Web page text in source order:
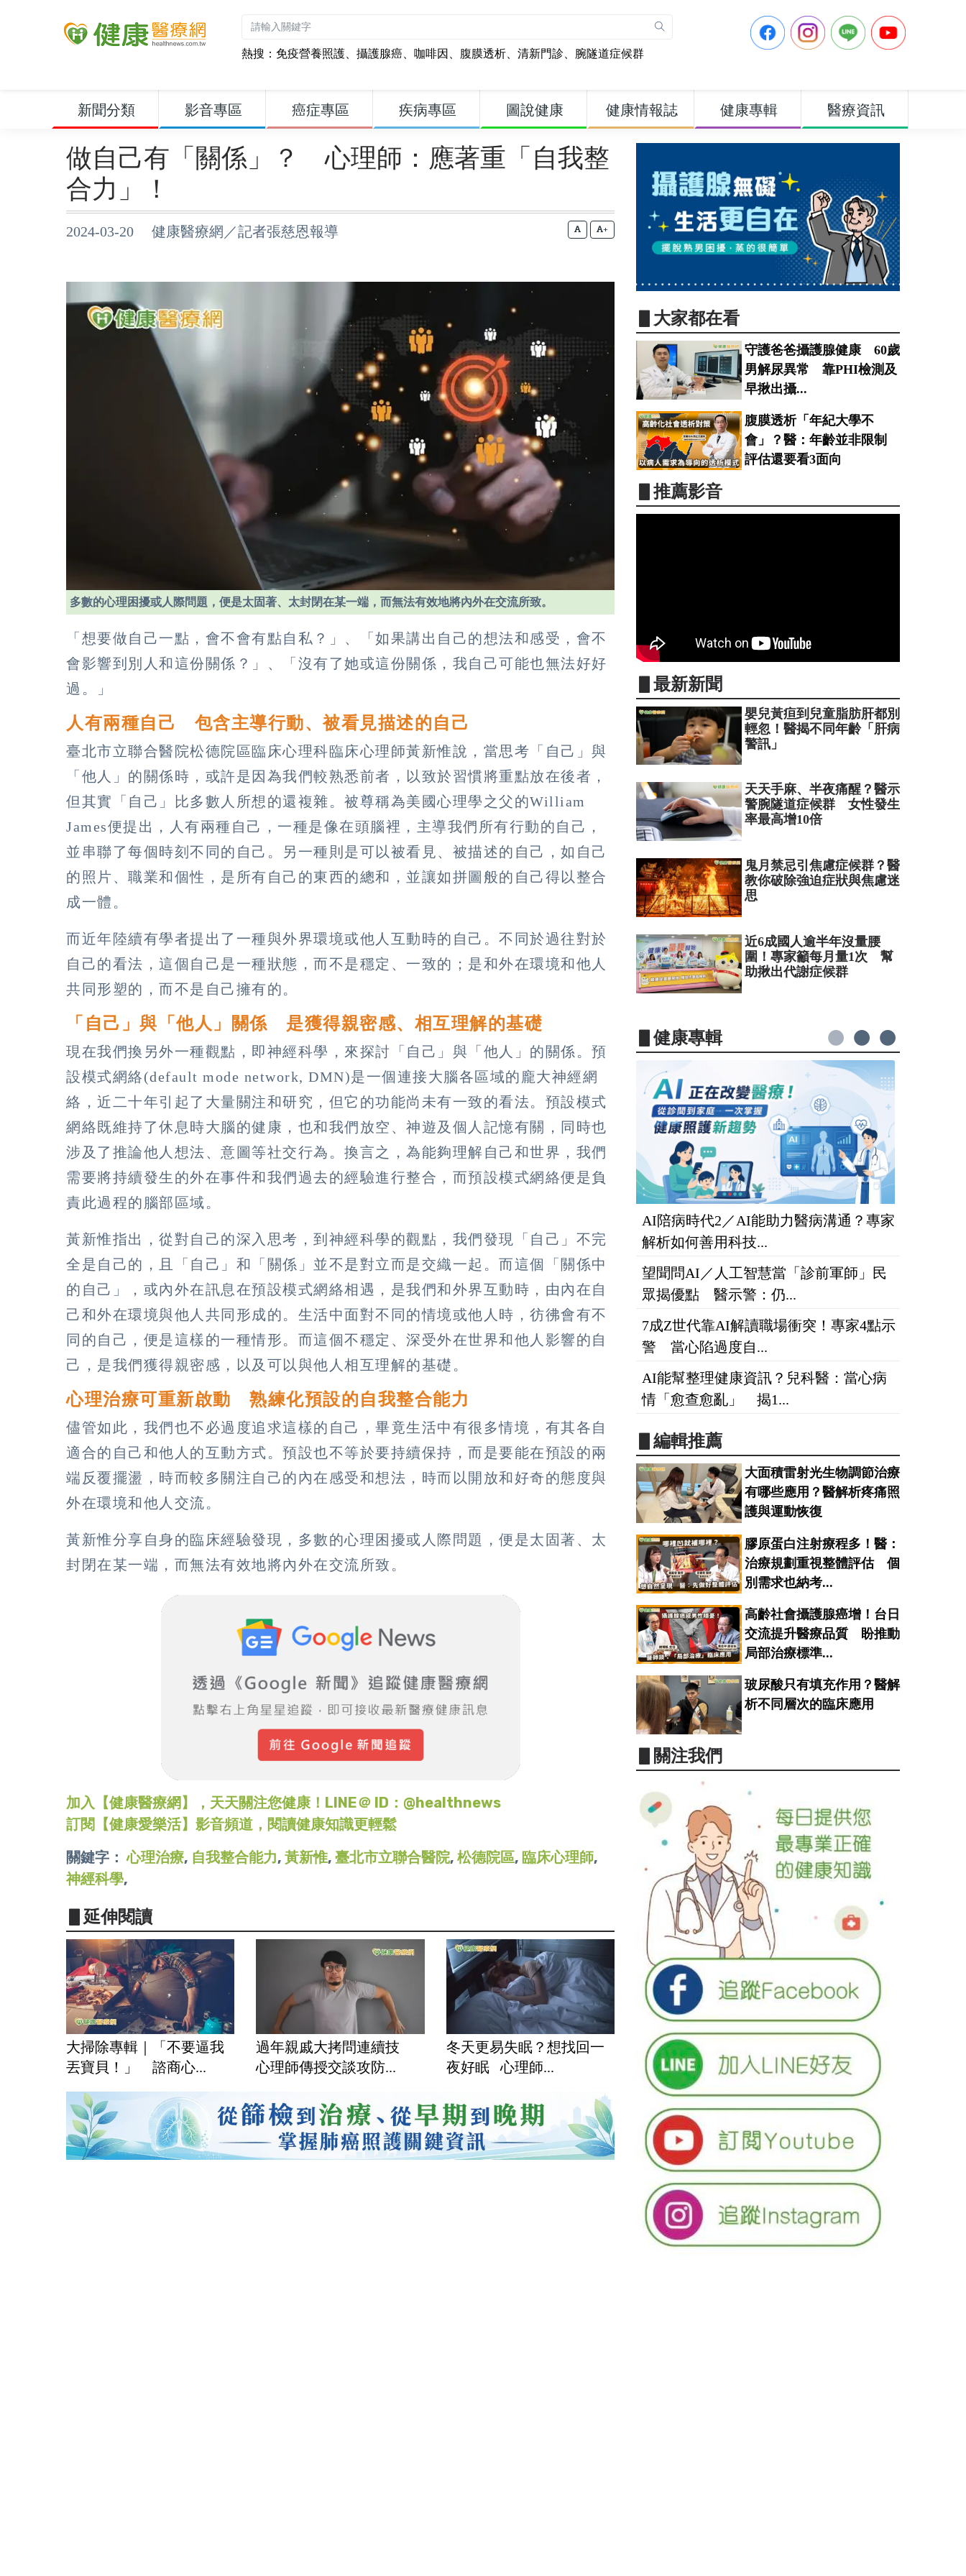
熱搜： 免疫營養照護、 攝護腺癌、 咖啡因、 腹膜透析、 清新門診、 腕隧道症候群
新聞分類 影音專區 癌症專區 疾病專區 圖說健康 健康情報誌 健康專輯 醫療資訊
做自己有「關係」？ 心理師：應著重「自我整
合力」！
2024-03-20 健康醫療網／記者張慈恩報導 +
多數的心理困擾或人際問題，便是太固著、太封閉在某一端，而無法有效地將內外在交流所致。
「想要做自己一點，會不會有點自私？」、「如果講出自己的想法和感受，會不
會影響到別人和這份關係？」、「沒有了她或這份關係，我自己可能也無法好好
過。」
人有兩種自己 包含主導行動、被看見描述的自己
臺北市立聯合醫院松德院區臨床心理科臨床心理師黃新惟說，當思考「自己」與
「他人」的關係時，或許是因為我們較熟悉前者，以致於習慣將重點放在後者，
但其實「自己」比多數人所想的還複雜。被尊稱為美國心理學之父的William
James便提出，人有兩種自己，一種是像在頭腦裡，主導我們所有行動的自己，
並串聯了每個時刻不同的自己。另一種則是可以被看見、被描述的自己，如自己
的照片、職業和個性，是所有自己的東西的總和，並讓如拼圖般的自己得以整合
成一體。
而近年陸續有學者提出了一種與外界環境或他人互動時的自己。不同於過往對於
自己的看法，這個自己是一種狀態，而不是穩定、一致的；是和外在環境和他人
共同形塑的，而不是自己擁有的。
「自己」與「他人」關係 是獲得親密感、相互理解的基礎
現在我們換另外一種觀點，即神經科學，來探討「自己」與「他人」的關係。預
設模式網絡(default mode network, DMN)是一個連接大腦各區域的龐大神經網
絡，近二十年引起了大量關注和研究，但它的功能尚未有一致的看法。預設模式
網絡既維持了休息時大腦的健康，也和我們放空、神遊及個人記憶有關，同時也
涉及了推論他人想法、意圖等社交行為。換言之，為能夠理解自己和世界，我們
需要將持續發生的外在事件和我們過去的經驗進行整合，而預設模式網絡便是負
責此過程的腦部區域。
黃新惟指出，從對自己的深入思考，到神經科學的觀點，我們發現「自己」不完
全是自己的，且「自己」和「關係」並不是對立而是交織一起。而這個「關係中
的自己」，或內外在訊息在預設模式網絡相遇，是我們和外界互動時，由內在自
己和外在環境與他人共同形成的。生活中面對不同的情境或他人時，彷彿會有不
同的自己，便是這樣的一種情形。而這個不穩定、深受外在世界和他人影響的自
己，是我們獲得親密感，以及可以與他人相互理解的基礎。
心理治療可重新啟動 熟練化預設的自我整合能力
儘管如此，我們也不必過度追求這樣的自己，畢竟生活中有很多情境，有其各自
適合的自己和他人的互動方式。預設也不等於要持續保持，而是要能在預設的兩
端反覆擺盪，時而較多關注自己的內在感受和想法，時而以開放和好奇的態度與
外在環境和他人交流。
黃新惟分享自身的臨床經驗發現，多數的心理困擾或人際問題，便是太固著、太
封閉在某一端，而無法有效地將內外在交流所致。
加入【健康醫療網】，天天關注您健康！LINE＠ ID：@healthnews
訂閱【健康愛樂活】影音頻道，閱讀健康知識更輕鬆
關鍵字：心理治療, 自我整合能力, 黃新惟, 臺北市立聯合醫院, 松德院區, 臨床心理師,
神經科學,
▋延伸閱讀
大掃除專輯｜「不要逼我
丟寶貝！」 諮商心...
過年親戚大拷問連續技
心理師傳授交談攻防...
冬天更易失眠？想找回一
夜好眠 心理師...
▋大家都在看
守護爸爸攝護腺健康 60歲
男解尿異常 靠PHI檢測及
早揪出攝...
腹膜透析「年紀大學不
會」？醫：年齡並非限制
評估還要看3面向
▋推薦影音
▋最新新聞
嬰兒黃疸到兒童脂肪肝都別
輕忽！醫揭不同年齡「肝病
警訊」
天天手麻、半夜痛醒？醫示
警腕隧道症候群 女性發生
率最高增10倍
鬼月禁忌引焦慮症候群？醫
教你破除強迫症狀與焦慮迷
思
近6成國人逾半年沒量腰
圍！專家籲每月量1次 幫
助揪出代謝症候群
▋健康專輯
AI陪病時代2／AI能助力醫病溝通？專家
解析如何善用科技...
望聞問AI／人工智慧當「診前軍師」民
眾揭優點 醫示警：仍...
7成Z世代靠AI解讀職場衝突！專家4點示
警 當心陷過度自...
AI能幫整理健康資訊？兒科醫：當心病
情「愈查愈亂」 揭1...
▋編輯推薦
大面積雷射光生物調節治療
有哪些應用？醫解析疼痛照
護與運動恢復
膠原蛋白注射療程多！醫：
治療規劃重視整體評估 個
別需求也納考...
高齡社會攝護腺癌增！台日
交流提升醫療品質 盼推動
局部治療標準...
玻尿酸只有填充作用？醫解
析不同層次的臨床應用
▋關注我們